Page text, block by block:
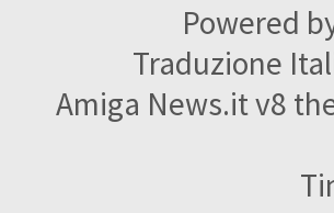
Powered
Traduzione
Amiga News.it v8